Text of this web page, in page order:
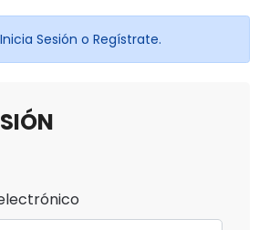
Sesión o Regístrate.